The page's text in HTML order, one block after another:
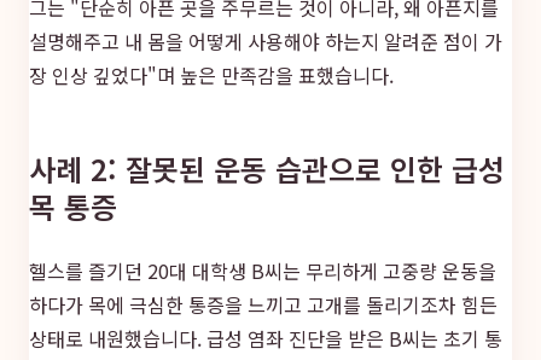
그는 "단순히 아픈 곳을 주무르는 것이 아니라, 왜 아픈지를
설명해주고 내 몸을 어떻게 사용해야 하는지 알려준 점이 가
장 인상 깊었다"며 높은 만족감을 표했습니다.
사례 2: 잘못된 운동 습관으로 인한 급성
목 통증
헬스를 즐기던 20대 대학생 B씨는 무리하게 고중량 운동을
하다가 목에 극심한 통증을 느끼고 고개를 돌리기조차 힘든
상태로 내원했습니다. 급성 염좌 진단을 받은 B씨는 초기 통